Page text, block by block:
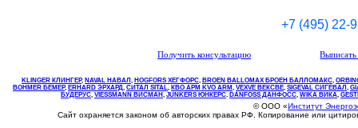
+7 (495) 22-
Получить консультацию
KLINGER КЛИНГЕР, NAVAL НАВАЛ , НOGFORS ХЕГФОРС, BROEN BALLOMAX БРОЕН БАЛЛОМАКС,
BOHMER БЕМЕР, ERHARD ЭРХАРД, СИТАЛ SITAL, КВО АРМ KVO ARM, VEXVE ВЕКСВЕ, SIGEVAL СИГЕВАЛ ,
БУДЕРУС, VIESSMANN ВИСМАН , JUNKERS ЮНКЕРС. DANFOSS ДАНФОСС, WIKA ВИКА,
© ООО «Институт
Сайт охраняется законом об авторских правах РФ. Копирование или